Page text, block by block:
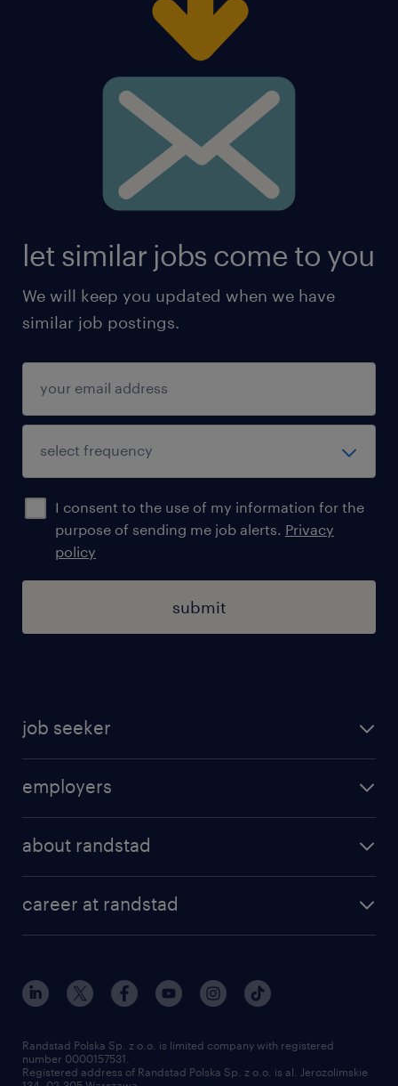
let similar jobs come to you
We will keep you updated when we have
similar job postings.
I consent to the use of my information for the
purpose of sending me job alerts. Privacy
policy
submit
job seeker
areas of expertise
work for Amazon
employers
about randstad
for suppliers
career at randstad
our world
work at randstad
submit your CV
Randstad Polska Sp. z o.o. is limited company with registered
number 0000157531.
Registered address of Randstad Polska Sp. z o.o. is al. Jerozolimskie